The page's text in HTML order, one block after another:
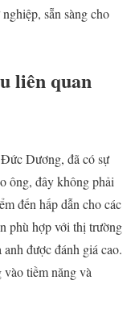
sẵn sàng cho
liên quan
Dương, đã có sự
ông, đây không phải
đến hấp dẫn cho các
phù hợp với thị trường
được đánh giá cao.
tiềm năng và